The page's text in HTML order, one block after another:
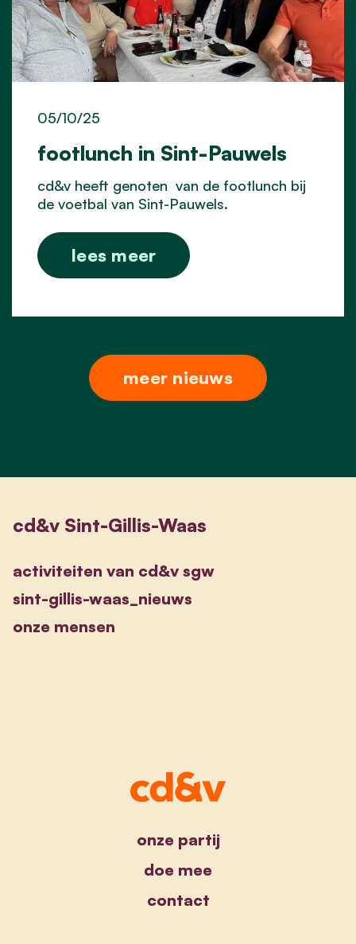
footlunch in Sint-Pauwels
05/10/25
cd&v heeft genoten van de footlunch bij
de voetbal van Sint-Pauwels.
lees meer
meer nieuws
cd&v Sint-Gillis-Waas
activiteiten van cd&v sgw
sint-gillis-waas_nieuws
onze mensen
onze partij
doe mee
contact